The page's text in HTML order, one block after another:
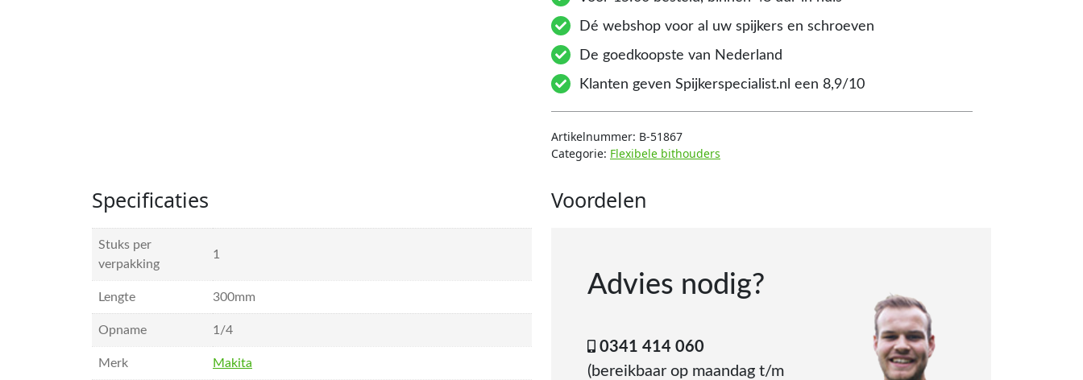
Dé webshop voor al uw spijkers en schroeven
De goedkoopste van Nederland
Klanten geven Spijkerspecialist.nl een 8,9/10
Artikelnummer: B-51867
Categorie: Flexibele bithouders
Specificaties
Stuks per
verpakking
1
Lengte 300mm
Opname 1/4
Merk Makita
Voordelen
Advies nodig?
0341 414 060
(bereikbaar op maandag t/m